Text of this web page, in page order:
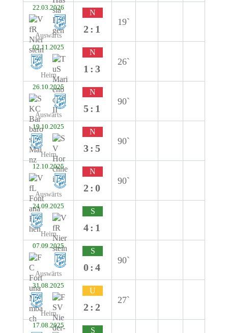
22.03.2026
Auswärts
N
2:1
19`
02.11.2025
Heim
N
1:3
26`
26.10.2025
Auswärts
N
5:1
90`
19.10.2025
Heim
N
3:5
90`
12.10.2025
Auswärts
N
2:0
90`
24.09.2025
Heim
S
4:1
07.09.2025
Auswärts
S
0:4
90`
31.08.2025
Heim
U
2:2
27`
17.08.2025
S